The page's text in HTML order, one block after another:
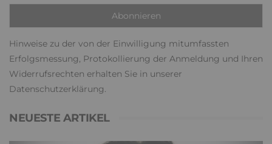
Hinweise zu der von der Einwilligung mitumfassten
Erfolgsmessung, Protokollierung der Anmeldung und Ihren
Widerrufsrechten erhalten Sie in unserer
Datenschutzerklärung.
NEUESTE ARTIKEL